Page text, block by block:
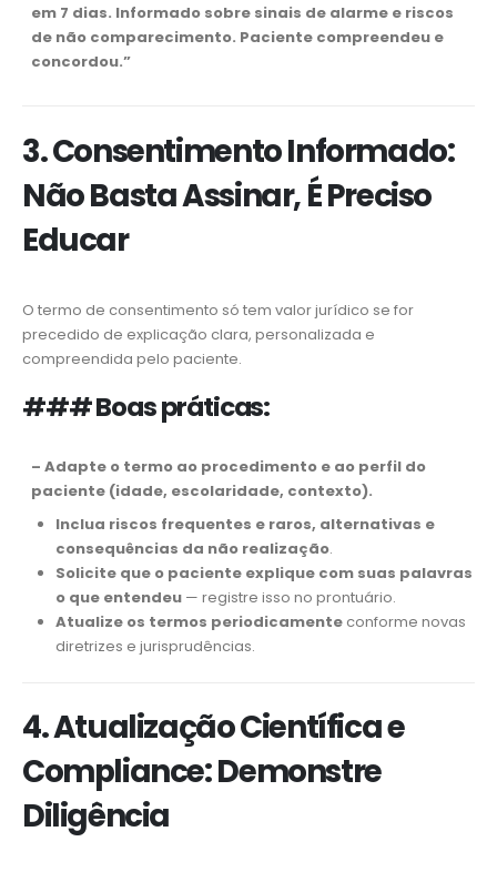
em 7 dias. Informado sobre sinais de alarme e riscos
de não comparecimento. Paciente compreendeu e
concordou.”
3. Consentimento Informado:
Não Basta Assinar, É Preciso
Educar
O termo de consentimento só tem valor jurídico se for
precedido de explicação clara, personalizada e
compreendida pelo paciente.
### Boas práticas:
– Adapte o termo ao procedimento e ao perfil do
paciente (idade, escolaridade, contexto).
Inclua riscos frequentes e raros, alternativas e
consequências da não realização.
Solicite que o paciente explique com suas palavras
o que entendeu— registre isso no prontuário.
Atualize os termos periodicamenteconforme novas
diretrizes e jurisprudências.
4. Atualização Científica e
Compliance: Demonstre
Diligência